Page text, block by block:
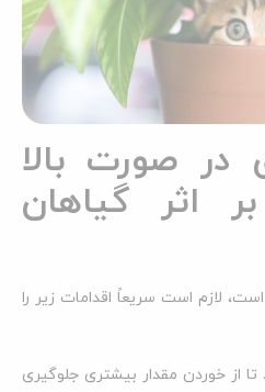
در صورت بالا
اثر گیاهان
لازم است سریعاً اقدامات زیر را
تا از خوردن مقدار بیشتری جلوگیری